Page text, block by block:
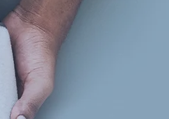
( MTS) er et
å
skal sikre at
tid.